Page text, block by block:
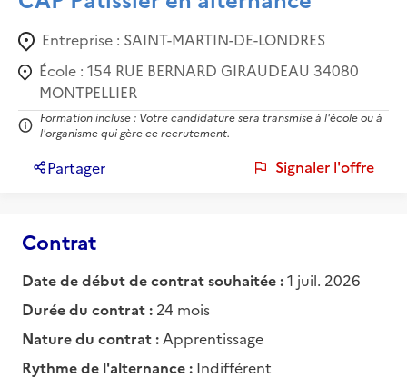
Entreprise : SAINT-MARTIN-DE-LONDRES
École : 154 RUE BERNARD GIRAUDEAU 34080
MONTPELLIER
Formation incluse : Votre candidature sera transmise à l'école ou à
l'organisme qui gère ce recrutement.
Partager Signaler l'offre
Contrat
Date de début de contrat souhaitée :1 juil. 2026
Durée du contrat : 24 mois
Nature du contrat : Apprentissage
Rythme de l'alternance : Indifférent